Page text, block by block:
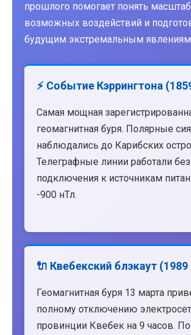
прошлого помогает понять
возможных воздействий и
будущим экстремальным
⚡ Событие Кэррингтона
Самая мощная
геомагнитная буря. Полярные
наблюдались до Карибских
Телеграфные линии работали без
подключения к источникам
-900 нТл.
🔌 Квебекский блэкаут (1989
Геомагнитная буря 13 марта
полному отключению
провинции Квебек на 9 часов.